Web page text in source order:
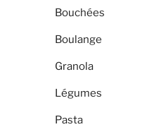
Bouchées
Boulange
Granola
Légumes
Pasta